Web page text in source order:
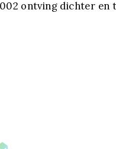
ontving dichter en